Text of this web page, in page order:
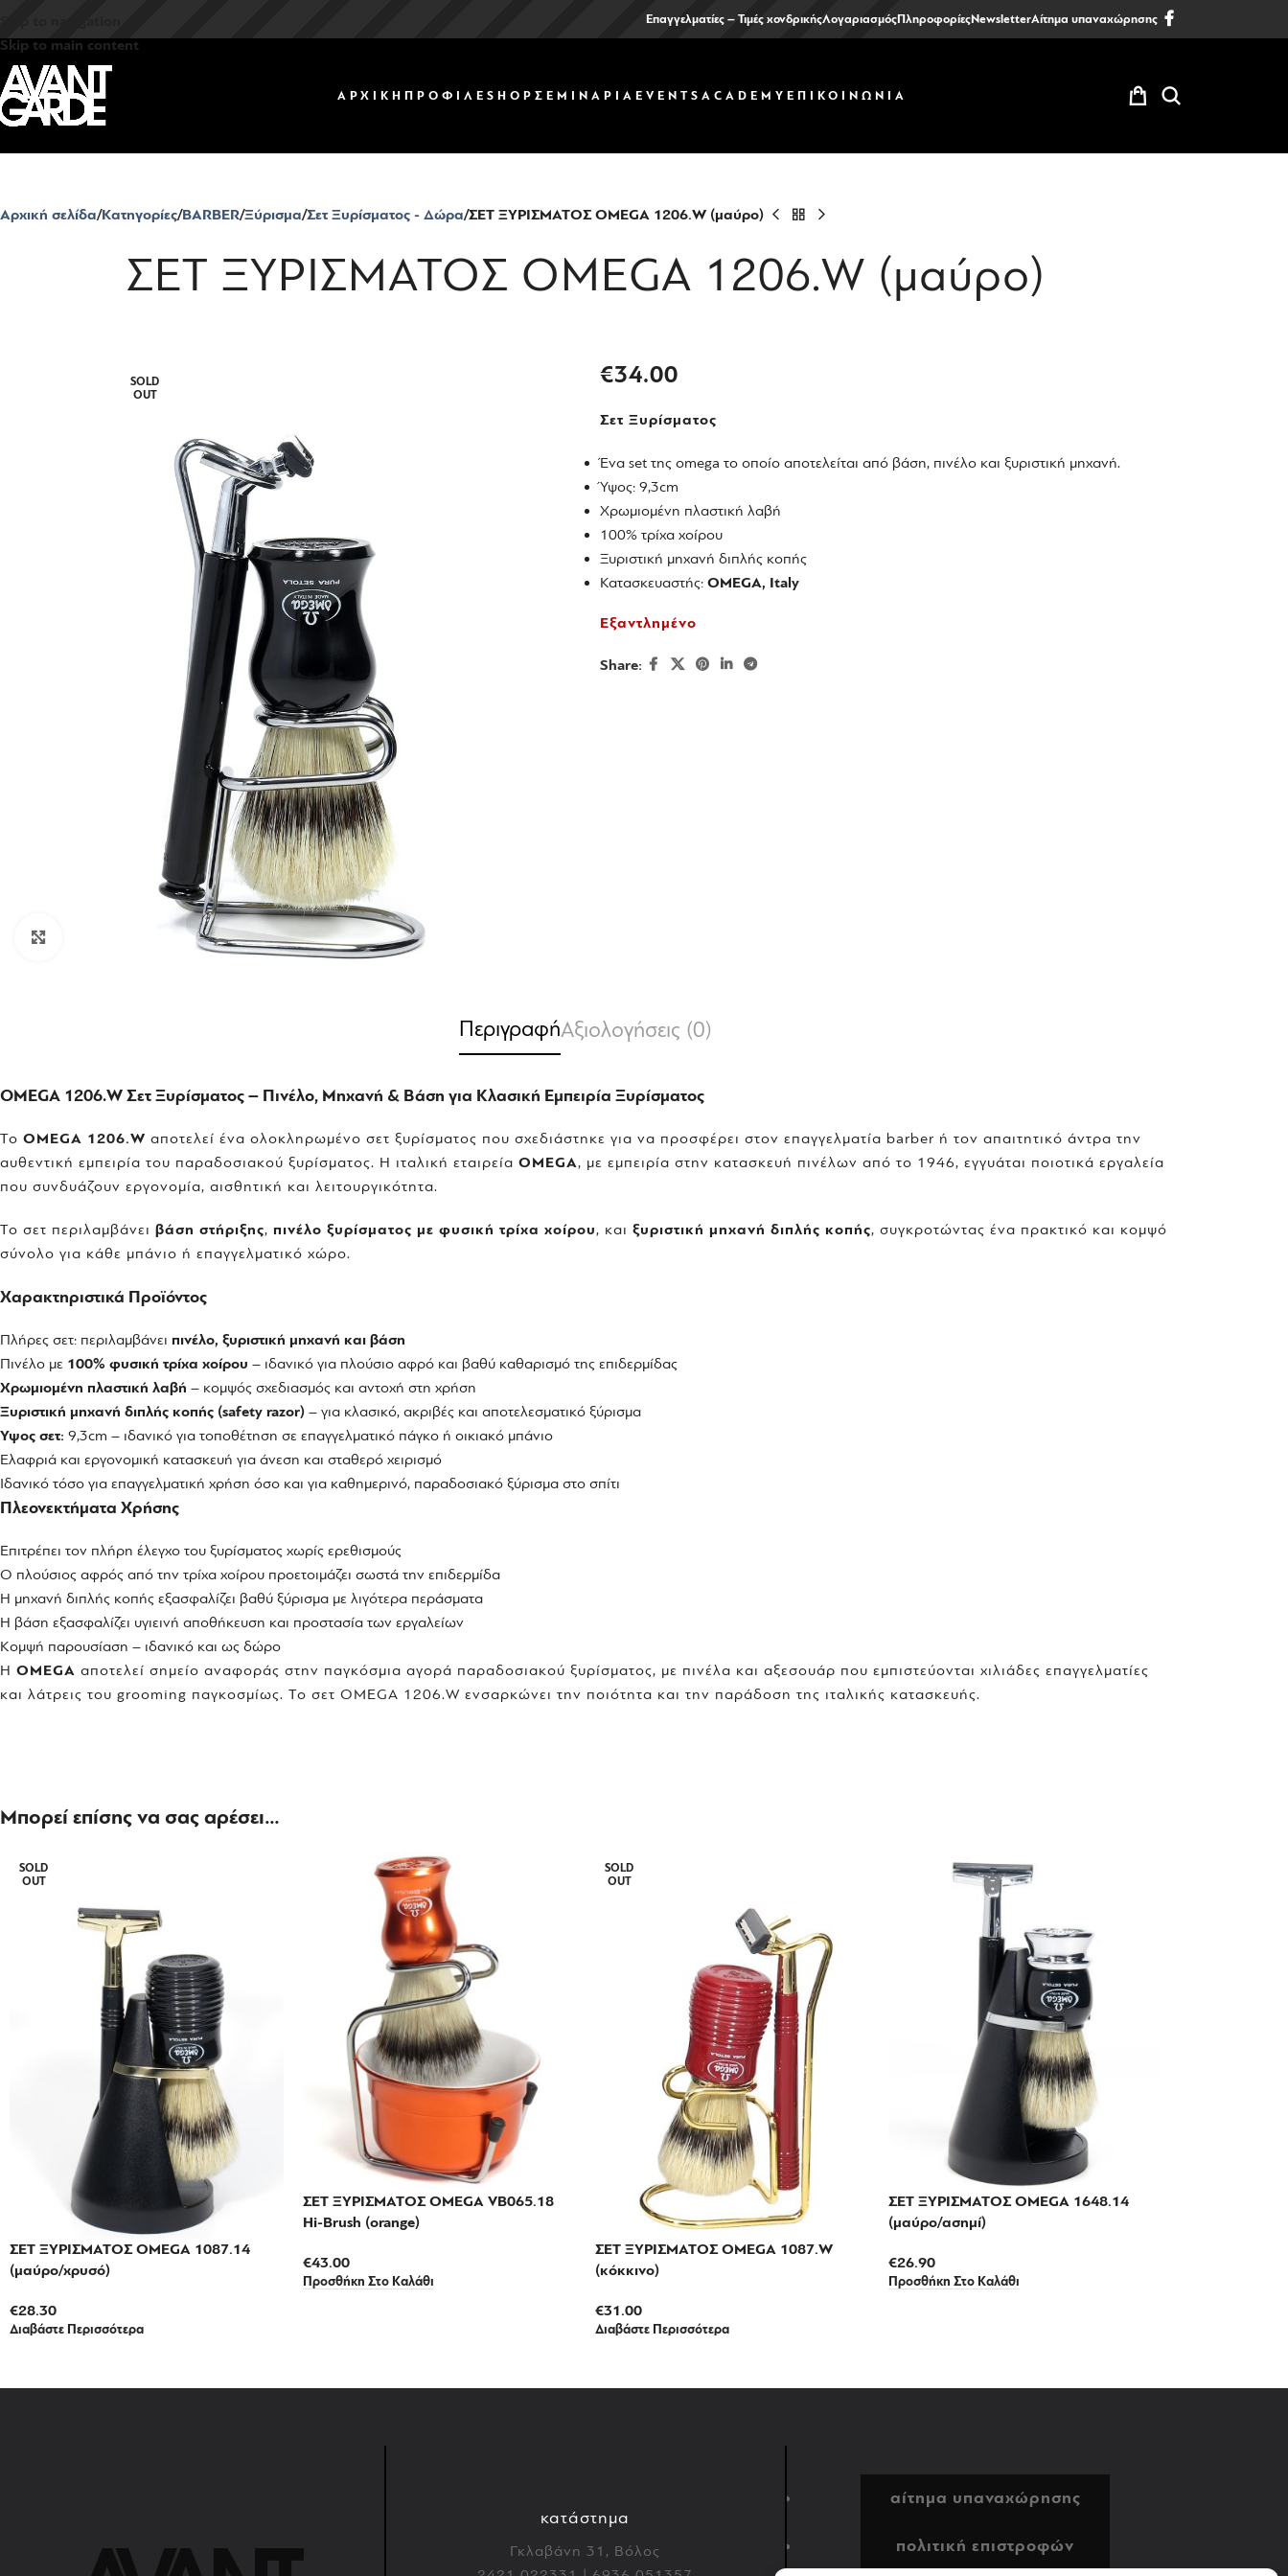
Skip to main content
Επαγγελματίες – Τιμές χονδρικήςΛογαριασμόςΠληροφορίεςNewsletterΑίτημα υπαναχώρησης
ΑΡΧΙΚΗ ΠΡΟΦΙΛ ΕSHOP ΣΕΜΙΝΑΡΙΑ EVENTS ACADEMY ΕΠΙΚΟΙΝΩΝΙΑ
Αρχική σελίδα Κατηγορίες BARBER Ξύρισμα Σετ Ξυρίσματος - Δώρα ΣΕΤ ΞΥΡΙΣΜΑΤΟΣ OMEGA 1206.W (μαύρο)
ΣΕΤ ΞΥΡΙΣΜΑΤΟΣ OMEGA 1206.W (μαύρο)
SOLD
OUT
€34.00
Σετ Ξυρίσματος
Ένα set της omega το οποίο αποτελείται από βάση, πινέλο και ξυριστική μηχανή.
Ύψος: 9,3cm
Χρωμιομένη πλαστική λαβή
100% τρίχα χοίρου
Ξυριστική μηχανή διπλής κοπής
Κατασκευαστής: OMEGA, Italy
Εξαντλημένο
Share:
ΠεριγραφήΑξιολογήσεις (0)
OMEGA 1206.W Σετ Ξυρίσματος – Πινέλο, Μηχανή & Βάση για Κλασική Εμπειρία Ξυρίσματος
Το OMEGA 1206.W αποτελεί ένα ολοκληρωμένο σετ ξυρίσματος που σχεδιάστηκε για να προσφέρει στον επαγγελματία barber ή τον απαιτητικό άντρα την
αυθεντική εμπειρία του παραδοσιακού ξυρίσματος. Η ιταλική εταιρεία OMEGA, με εμπειρία στην κατασκευή πινέλων από το 1946, εγγυάται ποιοτικά εργαλεία
που συνδυάζουν εργονομία, αισθητική και λειτουργικότητα.
Το σετ περιλαμβάνει βάση στήριξης, πινέλο ξυρίσματος με φυσική τρίχα χοίρου, και ξυριστική μηχανή διπλής κοπής, συγκροτώντας ένα πρακτικό και κομψό
σύνολο για κάθε μπάνιο ή επαγγελματικό χώρο.
Χαρακτηριστικά Προϊόντος
Πλήρες σετ: περιλαμβάνει πινέλο, ξυριστική μηχανή και βάση
Πινέλο με 100% φυσική τρίχα χοίρου – ιδανικό για πλούσιο αφρό και βαθύ καθαρισμό της επιδερμίδας
Χρωμιομένη πλαστική λαβή – κομψός σχεδιασμός και αντοχή στη χρήση
Ξυριστική μηχανή διπλής κοπής (safety razor) – για κλασικό, ακριβές και αποτελεσματικό ξύρισμα
Ύψος σετ: 9,3cm – ιδανικό για τοποθέτηση σε επαγγελματικό πάγκο ή οικιακό μπάνιο
Ελαφριά και εργονομική κατασκευή για άνεση και σταθερό χειρισμό
Ιδανικό τόσο για επαγγελματική χρήση όσο και για καθημερινό, παραδοσιακό ξύρισμα στο σπίτι
Πλεονεκτήματα Χρήσης
Επιτρέπει τον πλήρη έλεγχο του ξυρίσματος χωρίς ερεθισμούς
Ο πλούσιος αφρός από την τρίχα χοίρου προετοιμάζει σωστά την επιδερμίδα
Η μηχανή διπλής κοπής εξασφαλίζει βαθύ ξύρισμα με λιγότερα περάσματα
Η βάση εξασφαλίζει υγιεινή αποθήκευση και προστασία των εργαλείων
Κομψή παρουσίαση – ιδανικό και ως δώρο
Η OMEGA αποτελεί σημείο αναφοράς στην παγκόσμια αγορά παραδοσιακού ξυρίσματος, με πινέλα και αξεσουάρ που εμπιστεύονται χιλιάδες επαγγελματίες
και λάτρεις του grooming παγκοσμίως. Το σετ OMEGA 1206.W ενσαρκώνει την ποιότητα και την παράδοση της ιταλικής κατασκευής.
Μπορεί επίσης να σας αρέσει…
SOLD
OUT
ΣΕΤ ΞΥΡΙΣΜΑΤΟΣ OMEGA 1087.14
(μαύρο/χρυσό)
€28.30
Διαβάστε Περισσότερα
ΣΕΤ ΞΥΡΙΣΜΑΤΟΣ OMEGA VB065.18
Hi-Brush (orange)
€43.00
Προσθήκη Στο Καλάθι
SOLD
OUT
ΣΕΤ ΞΥΡΙΣΜΑΤΟΣ OMEGA 1087.W
(κόκκινο)
€31.00
Διαβάστε Περισσότερα
ΣΕΤ ΞΥΡΙΣΜΑΤΟΣ OMEGA 1648.14
(μαύρο/ασημί)
€26.90
Προσθήκη Στο Καλάθι
κατάστημα
Γκλαβάνη 31, Βόλος
αίτημα υπαναχώρησης
πολιτική επιστροφών